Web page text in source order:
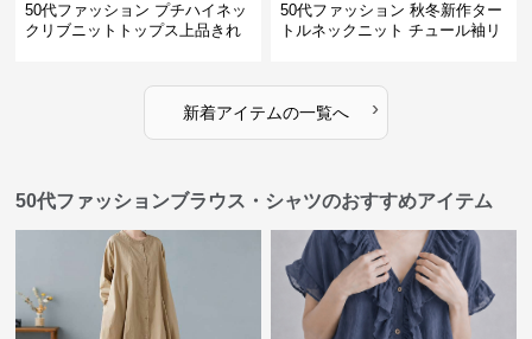
50代ファッション プチハイネッ
クリブニットトップス上品きれ
50代ファッション 秋冬新作ター
トルネックニット チュール袖リ
新着アイテムの一覧へ ›
50代ファッションブラウス・シャツのおすすめアイテム